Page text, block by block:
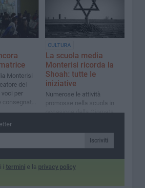
Monterisi
del
voci per
CULTURA
La scuola media
Monterisi ricorda la
Shoah: tutte le
iniziative
Numerose le attività
promosse nella scuola in
occasione della Giornata
Iscriviti
i termini e la privacy policy